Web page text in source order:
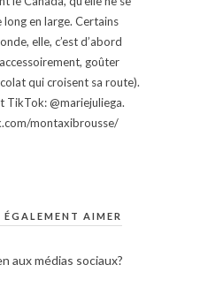
en large. Certains
elle, c’est d’abord
goûter
qui croisent sa route).
TikTok: @mariejuliega.
montaxibrousse/
AIMER
aux médias sociaux?